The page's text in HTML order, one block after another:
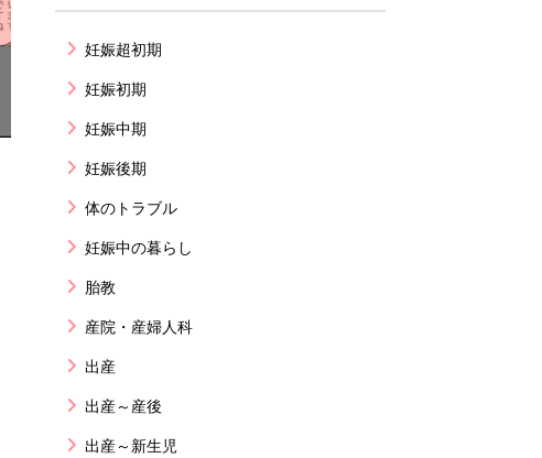
妊娠超初期
妊娠初期
妊娠中期
妊娠後期
体のトラブル
妊娠中の暮らし
胎教
産院・産婦人科
出産
出産～産後
出産～新生児